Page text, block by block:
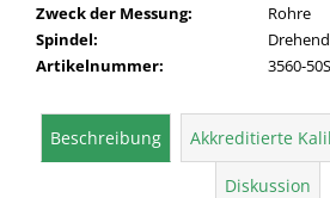
Zweck der Messung:
Rohre
Spindel:
Drehend
Artikelnummer: 3560-
Beschreibung Akkreditierte
Diskussion